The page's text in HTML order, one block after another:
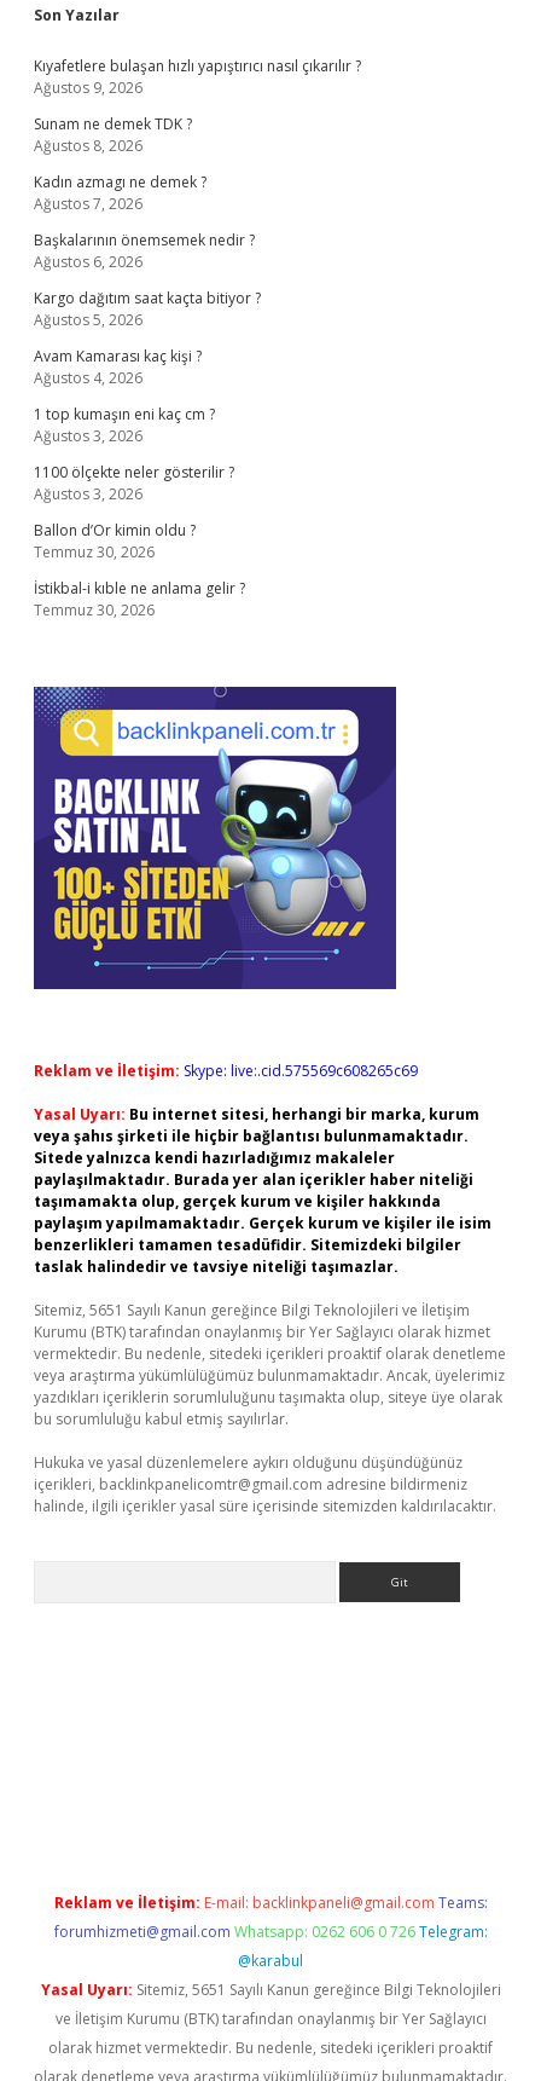
Sidebar
Son Yazılar
Kıyafetlere bulaşan hızlı yapıştırıcı nasıl çıkarılır ?
Ağustos 9, 2026
Sunam ne demek TDK ?
Ağustos 8, 2026
Kadın azmagı ne demek ?
Ağustos 7, 2026
Başkalarının önemsemek nedir ?
Ağustos 6, 2026
Kargo dağıtım saat kaçta bitiyor ?
Ağustos 5, 2026
Avam Kamarası kaç kişi ?
Ağustos 4, 2026
1 top kumaşın eni kaç cm ?
Ağustos 3, 2026
1100 ölçekte neler gösterilir ?
Ağustos 3, 2026
Ballon d’Or kimin oldu ?
Temmuz 30, 2026
İstikbal-i kıble ne anlama gelir ?
Temmuz 30, 2026
Reklam ve İletişim: Skype: live:.cid.575569c608265c69
Yasal Uyarı: Bu internet sitesi, herhangi bir marka, kurum
veya şahıs şirketi ile hiçbir bağlantısı bulunmamaktadır.
Sitede yalnızca kendi hazırladığımız makaleler
paylaşılmaktadır. Burada yer alan içerikler haber niteliği
taşımamakta olup, gerçek kurum ve kişiler hakkında
paylaşım yapılmamaktadır. Gerçek kurum ve kişiler ile isim
benzerlikleri tamamen tesadüfidir. Sitemizdeki bilgiler
taslak halindedir ve tavsiye niteliği taşımazlar.
Sitemiz, 5651 Sayılı Kanun gereğince Bilgi Teknolojileri ve İletişim
Kurumu (BTK) tarafından onaylanmış bir Yer Sağlayıcı olarak hizmet
vermektedir. Bu nedenle, sitedeki içerikleri proaktif olarak denetleme
veya araştırma yükümlülüğümüz bulunmamaktadır. Ancak, üyelerimiz
yazdıkları içeriklerin sorumluluğunu taşımakta olup, siteye üye olarak
bu sorumluluğu kabul etmiş sayılırlar.
Hukuka ve yasal düzenlemelere aykırı olduğunu düşündüğünüz
içerikleri, backlinkpanelicomtr@gmail.com adresine bildirmeniz
halinde, ilgili içerikler yasal süre içerisinde sitemizden kaldırılacaktır.
Reklam ve İletişim: E-mail: backlinkpaneli@gmail.com Teams:
forumhizmeti@gmail.com Whatsapp: 0262 606 0 726 Telegram:
@karabul
Yasal Uyarı: Sitemiz, 5651 Sayılı Kanun gereğince Bilgi Teknolojileri
ve İletişim Kurumu (BTK) tarafından onaylanmış bir Yer Sağlayıcı
olarak hizmet vermektedir. Bu nedenle, sitedeki içerikleri proaktif
olarak denetleme veya araştırma yükümlülüğümüz bulunmamaktadır.